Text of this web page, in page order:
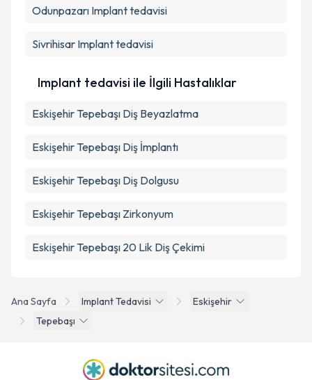
Ana Sayfa Implant Tedavisi
Eskişehir
Tepebaşı
Odunpazarı Implant tedavisi
Sivrihisar Implant tedavisi
Implant tedavisi ile İlgili Hastalıklar
Eskişehir Tepebaşı Diş Beyazlatma
Eskişehir Tepebaşı Diş İmplantı
Eskişehir Tepebaşı Diş Dolgusu
Eskişehir Tepebaşı Zirkonyum
Eskişehir Tepebaşı 20 Lik Diş Çekimi